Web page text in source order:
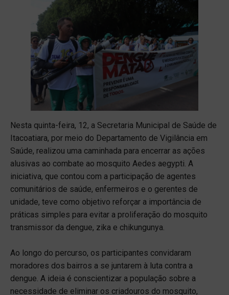
Nesta quinta-feira, 12, a Secretaria Municipal de Saúde de
Itacoatiara, por meio do Departamento de Vigilância em
Saúde, realizou uma caminhada para encerrar as ações
alusivas ao combate ao mosquito Aedes aegypti. A
iniciativa, que contou com a participação de agentes
comunitários de saúde, enfermeiros e o gerentes de
unidade, teve como objetivo reforçar a importância de
práticas simples para evitar a proliferação do mosquito
transmissor da dengue, zika e chikungunya.
Ao longo do percurso, os participantes convidaram
moradores dos bairros a se juntarem à luta contra a
dengue. A ideia é conscientizar a população sobre a
necessidade de eliminar os criadouros do mosquito,